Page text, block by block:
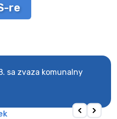
re
sa zvaza komunalny